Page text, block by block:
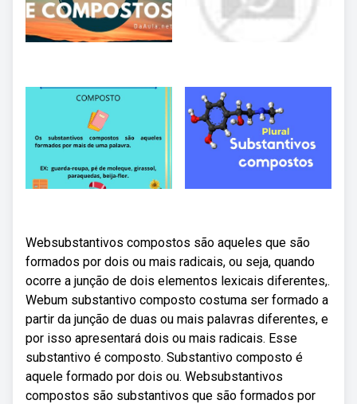
Websubstantivos compostos são aqueles que são
formados por dois ou mais radicais, ou seja, quando
ocorre a junção de dois elementos lexicais diferentes,.
Webum substantivo composto costuma ser formado a
partir da junção de duas ou mais palavras diferentes, e
por isso apresentará dois ou mais radicais. Esse
substantivo é composto. Substantivo composto é
aquele formado por dois ou. Websubstantivos
compostos são substantivos que são formados por